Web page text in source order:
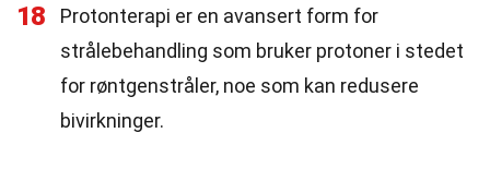
18
Protonterapi er en avansert form for
strålebehandling som bruker protoner i stedet
for røntgenstråler, noe som kan redusere
bivirkninger.